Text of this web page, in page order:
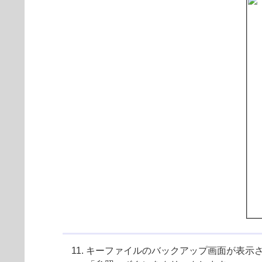
キーファイルのバックアップ画面が表示